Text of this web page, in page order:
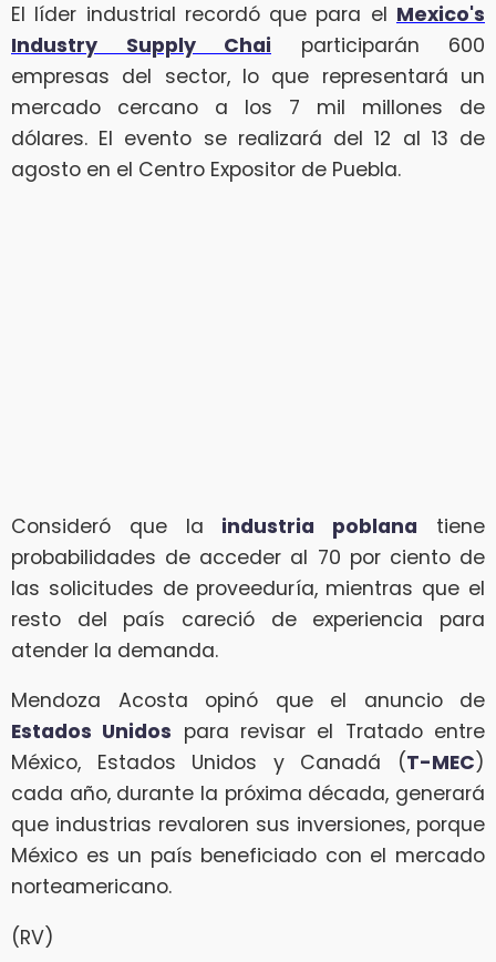
El líder industrial recordó que para el Mexico's
Industry Supply Chai participarán 600
empresas del sector, lo que representará un
mercado cercano a los 7 mil millones de
dólares. El evento se realizará del 12 al 13 de
agosto en el Centro Expositor de Puebla.
Consideró que la industria poblana tiene
probabilidades de acceder al 70 por ciento de
las solicitudes de proveeduría, mientras que el
resto del país careció de experiencia para
atender la demanda.
Mendoza Acosta opinó que el anuncio de
Estados Unidos para revisar el Tratado entre
México, Estados Unidos y Canadá (T-MEC)
cada año, durante la próxima década, generará
que industrias revaloren sus inversiones, porque
México es un país beneficiado con el mercado
norteamericano.
(RV)